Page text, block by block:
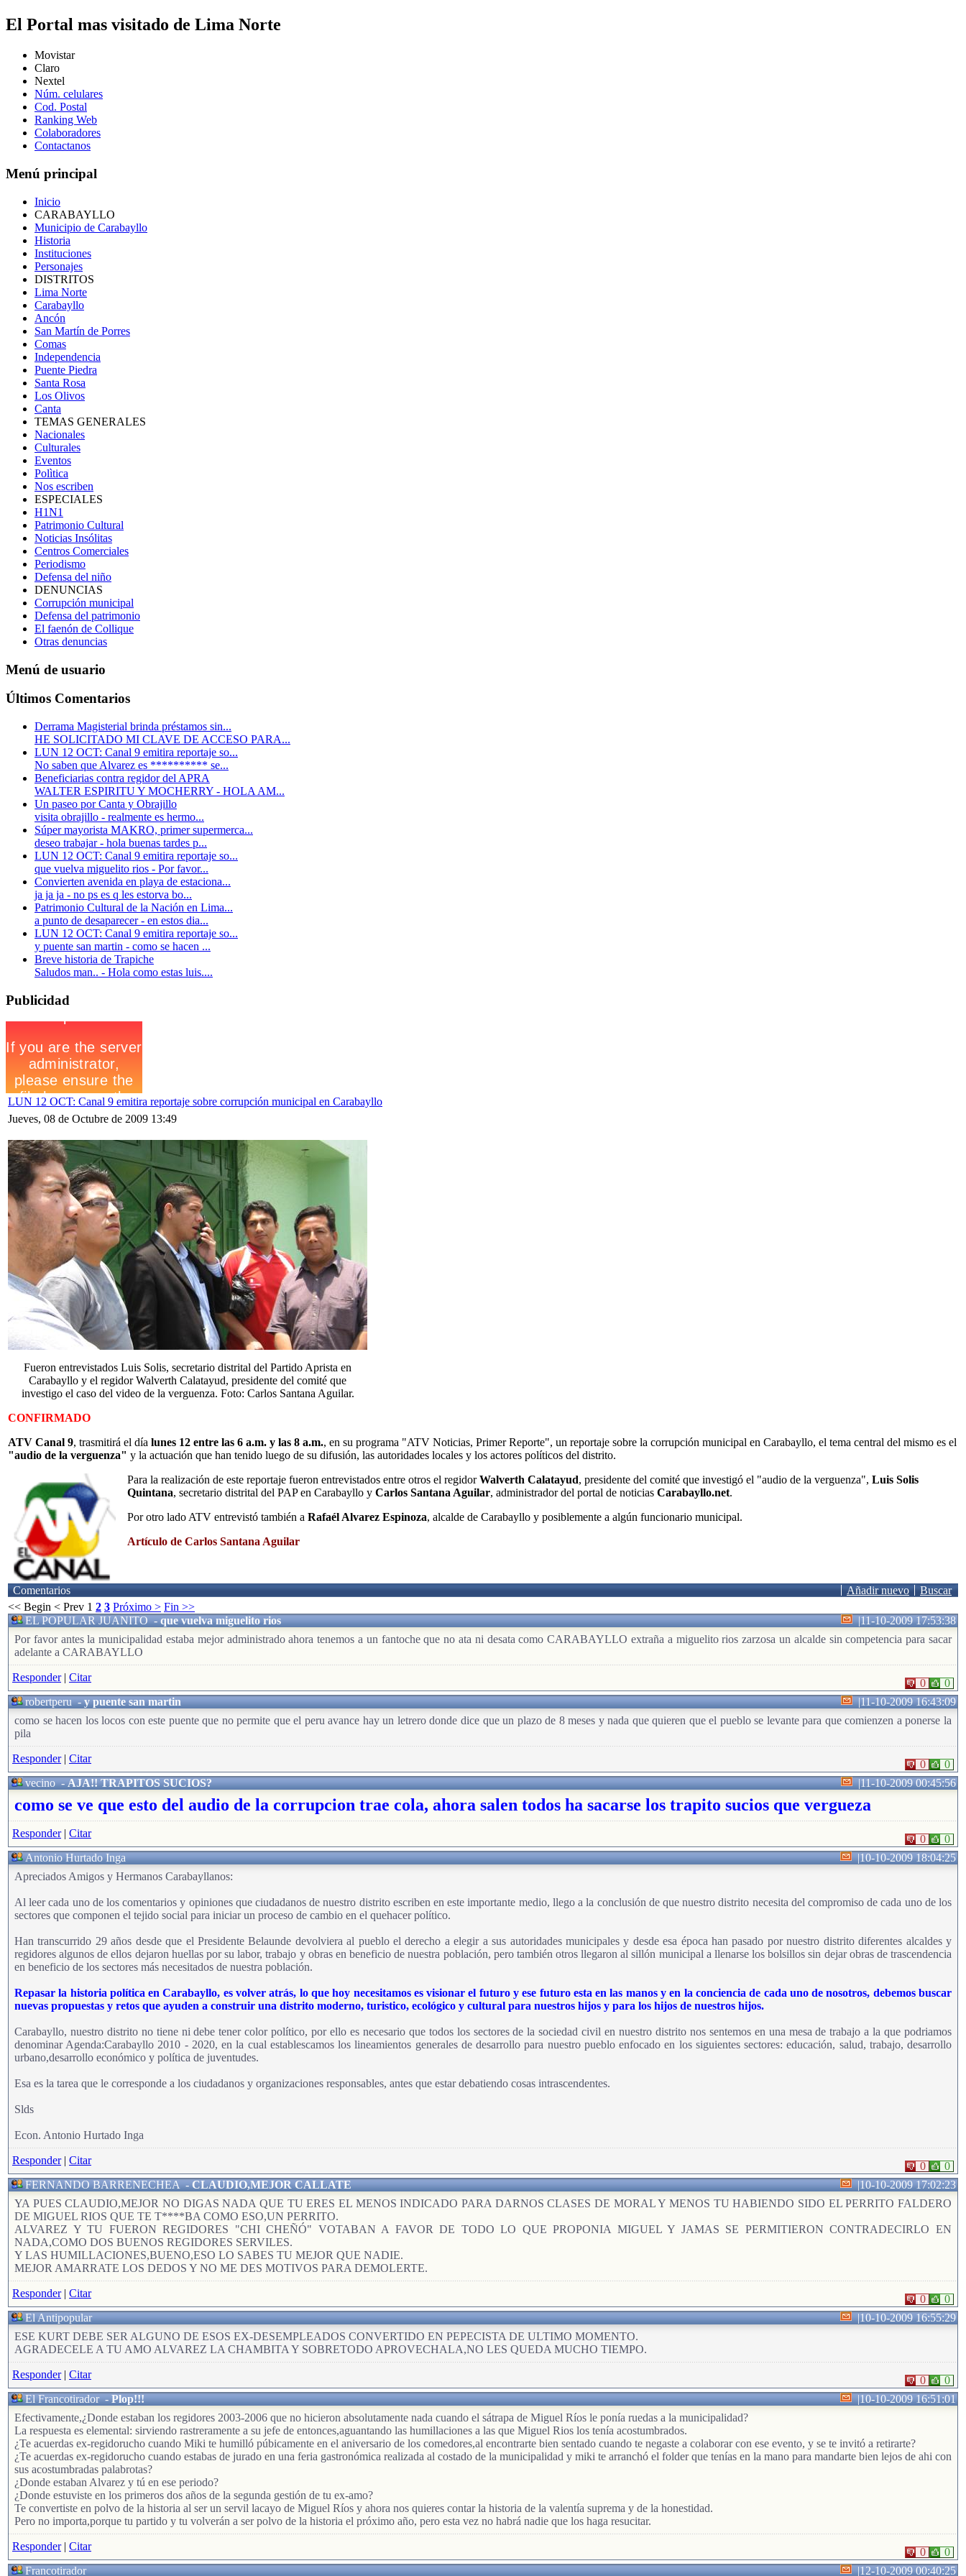
El Portal mas visitado de Lima Norte
Movistar
Claro
Nextel
Núm. celulares
Cod. Postal
Ranking Web
Colaboradores
Contactanos
Menú principal
Inicio
CARABAYLLO
Municipio de Carabayllo
Historia
Instituciones
Personajes
DISTRITOS
Lima Norte
Carabayllo
Ancón
San Martín de Porres
Comas
Independencia
Puente Piedra
Santa Rosa
Los Olivos
Canta
TEMAS GENERALES
Nacionales
Culturales
Eventos
Polìtica
Nos escriben
ESPECIALES
H1N1
Patrimonio Cultural
Noticias Insólitas
Centros Comerciales
Periodismo
Defensa del niño
DENUNCIAS
Corrupción municipal
Defensa del patrimonio
El faenón de Collique
Otras denuncias
Menú de usuario
Últimos Comentarios
Derrama Magisterial brinda préstamos sin...
HE SOLICITADO MI CLAVE DE ACCESO PARA...
LUN 12 OCT: Canal 9 emitira reportaje so...
No saben que Alvarez es ********** se...
Beneficiarias contra regidor del APRA
WALTER ESPIRITU Y MOCHERRY - HOLA AM...
Un paseo por Canta y Obrajillo
visita obrajillo - realmente es hermo...
Súper mayorista MAKRO, primer supermerca...
deseo trabajar - hola buenas tardes p...
LUN 12 OCT: Canal 9 emitira reportaje so...
que vuelva miguelito rios - Por favor...
Convierten avenida en playa de estaciona...
ja ja ja - no ps es q les estorva bo...
Patrimonio Cultural de la Nación en Lima...
a punto de desaparecer - en estos dia...
LUN 12 OCT: Canal 9 emitira reportaje so...
y puente san martin - como se hacen ...
Breve historia de Trapiche
Saludos man.. - Hola como estas luis....
Publicidad
LUN 12 OCT: Canal 9 emitira reportaje sobre corrupción municipal en Carabayllo
Jueves, 08 de Octubre de 2009 13:49
Fueron entrevistados Luis Solis, secretario distrital del Partido Aprista en
Carabayllo y el regidor Walverth Calatayud, presidente del comité que
investigo el caso del video de la verguenza. Foto: Carlos Santana Aguilar.
CONFIRMADO
ATV Canal 9, trasmitirá el día lunes 12 entre las 6 a.m. y las 8 a.m., en su programa "ATV Noticias, Primer Reporte", un reportaje sobre la corrupción municipal en Carabayllo, el tema central del mismo es el
"audio de la verguenza" y la actuación que han tenido luego de su difusión, las autoridades locales y los actores políticos del distrito.
Para la realización de este reportaje fueron entrevistados entre otros el regidorWalverth Calatayud, presidente del comité que investigó el "audio de la verguenza", Luis Solis
Quintana, secretario distrital del PAP en Carabayllo y Carlos Santana Aguilar, administrador del portal de noticias Carabayllo.net.
Por otro lado ATV entrevistó también a Rafaél Alvarez Espinoza, alcalde de Carabayllo y posiblemente a algún funcionario municipal.
Artículo de Carlos Santana Aguilar
Comentarios Añadir nuevo
Buscar
<< Begin < Prev 1 2 3 Próximo > Fin >>
EL POPULAR JUANITO-que vuelva miguelito rios |11-10-2009 17:53:38
Por favor antes la municipalidad estaba mejor administrado ahora tenemos a un fantoche que no ata ni desata como CARABAYLLO extraña a miguelito rios zarzosa un alcalde sin competencia para sacar
adelante a CARABAYLLO
Responder| Citar 0
0
robertperu-y puente san martin |11-10-2009 16:43:09
como se hacen los locos con este puente que no permite que el peru avance hay un letrero donde dice que un plazo de 8 meses y nada que quieren que el pueblo se levante para que comienzen a ponerse la
pila
Responder| Citar 0
0
vecino-AJA!! TRAPITOS SUCIOS? |11-10-2009 00:45:56
como se ve que esto del audio de la corrupcion trae cola, ahora salen todos ha sacarse los trapito sucios que vergueza
Responder| Citar 0
0
Antonio Hurtado Inga
|10-10-2009 18:04:25
Apreciados Amigos y Hermanos Carabayllanos:
Al leer cada uno de los comentarios y opiniones que ciudadanos de nuestro distrito escriben en este importante medio, llego a la conclusión de que nuestro distrito necesita del compromiso de cada uno de los
sectores que componen el tejido social para iniciar un proceso de cambio en el quehacer político.
Han transcurrido 29 años desde que el Presidente Belaunde devolviera al pueblo el derecho a elegir a sus autoridades municipales y desde esa época han pasado por nuestro distrito diferentes alcaldes y
regidores algunos de ellos dejaron huellas por su labor, trabajo y obras en beneficio de nuestra población, pero también otros llegaron al sillón municipal a llenarse los bolsillos sin dejar obras de trascendencia
en beneficio de los sectores más necesitados de nuestra población.
Repasar la historia política en Carabayllo, es volver atrás, lo que hoy necesitamos es visionar el futuro y ese futuro esta en las manos y en la conciencia de cada uno de nosotros, debemos buscar
nuevas propuestas y retos que ayuden a construir una distrito moderno, turistico, ecológico y cultural para nuestros hijos y para los hijos de nuestros hijos.
Carabayllo, nuestro distrito no tiene ni debe tener color político, por ello es necesario que todos los sectores de la sociedad civil en nuestro distrito nos sentemos en una mesa de trabajo a la que podriamos
denominar Agenda:Carabayllo 2010 - 2020, en la cual establescamos los lineamientos generales de desarrollo para nuestro pueblo enfocado en los siguientes sectores: educación, salud, trabajo, desarrollo
urbano,desarrollo económico y política de juventudes.
Esa es la tarea que le corresponde a los ciudadanos y organizaciones responsables, antes que estar debatiendo cosas intrascendentes.
Slds
Econ. Antonio Hurtado Inga
Responder| Citar 0
0
FERNANDO BARRENECHEA-CLAUDIO,MEJOR CALLATE |10-10-2009 17:02:23
YA PUES CLAUDIO,MEJOR NO DIGAS NADA QUE TU ERES EL MENOS INDICADO PARA DARNOS CLASES DE MORAL Y MENOS TU HABIENDO SIDO EL PERRITO FALDERO
DE MIGUEL RIOS QUE TE T****BA COMO ESO,UN PERRITO.
ALVAREZ Y TU FUERON REGIDORES "CHI CHEÑÓ" VOTABAN A FAVOR DE TODO LO QUE PROPONIA MIGUEL Y JAMAS SE PERMITIERON CONTRADECIRLO EN
NADA,COMO DOS BUENOS REGIDORES SERVILES.
Y LAS HUMILLACIONES,BUENO,ESO LO SABES TU MEJOR QUE NADIE.
MEJOR AMARRATE LOS DEDOS Y NO ME DES MOTIVOS PARA DEMOLERTE.
Responder| Citar 0
0
El Antipopular
|10-10-2009 16:55:29
ESE KURT DEBE SER ALGUNO DE ESOS EX-DESEMPLEADOS CONVERTIDO EN PEPECISTA DE ULTIMO MOMENTO.
AGRADECELE A TU AMO ALVAREZ LA CHAMBITA Y SOBRETODO APROVECHALA,NO LES QUEDA MUCHO TIEMPO.
Responder| Citar 0
0
El Francotirador-Plop!!! |10-10-2009 16:51:01
Efectivamente,¿Donde estaban los regidores 2003-2006 que no hicieron absolutamente nada cuando el sátrapa de Miguel Ríos le ponía ruedas a la municipalidad?
La respuesta es elemental: sirviendo rastreramente a su jefe de entonces,aguantando las humillaciones a las que Miguel Rios los tenía acostumbrados.
¿Te acuerdas ex-regidorucho cuando Miki te humilló púbicamente en el aniversario de los comedores,al encontrarte bien sentado cuando te negaste a colaborar con ese evento, y se te invitó a retirarte?
¿Te acuerdas ex-regidorucho cuando estabas de jurado en una feria gastronómica realizada al costado de la municipalidad y miki te arranchó el folder que tenías en la mano para mandarte bien lejos de ahi con
sus acostumbradas palabrotas?
¿Donde estaban Alvarez y tú en ese periodo?
¿Donde estuviste en los primeros dos años de la segunda gestión de tu ex-amo?
Te convertiste en polvo de la historia al ser un servil lacayo de Miguel Ríos y ahora nos quieres contar la historia de la valentía suprema y de la honestidad.
Pero no importa,porque tu partido y tu volverán a ser polvo de la historia el próximo año, pero esta vez no habrá nadie que los haga resucitar.
Responder| Citar 0
0
Francotirador
|12-10-2009 00:40:25